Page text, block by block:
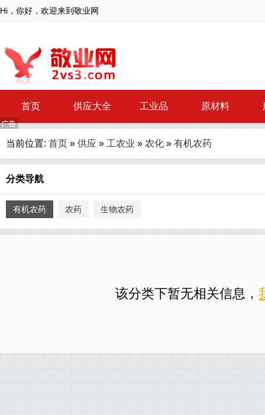
Hi，你好，欢迎来到敬业网
首页 供应大全 工业品 原材料
当前位置: 首页 » 供应 » 工农业 » 农化 » 有机农药
分类导航
有机农药 农药 生物农药
该分类下暂无相关信息，